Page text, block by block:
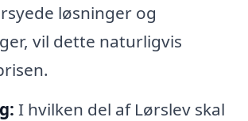
løsninger og
vil dette naturligvis
I hvilken del af Lørslev skal